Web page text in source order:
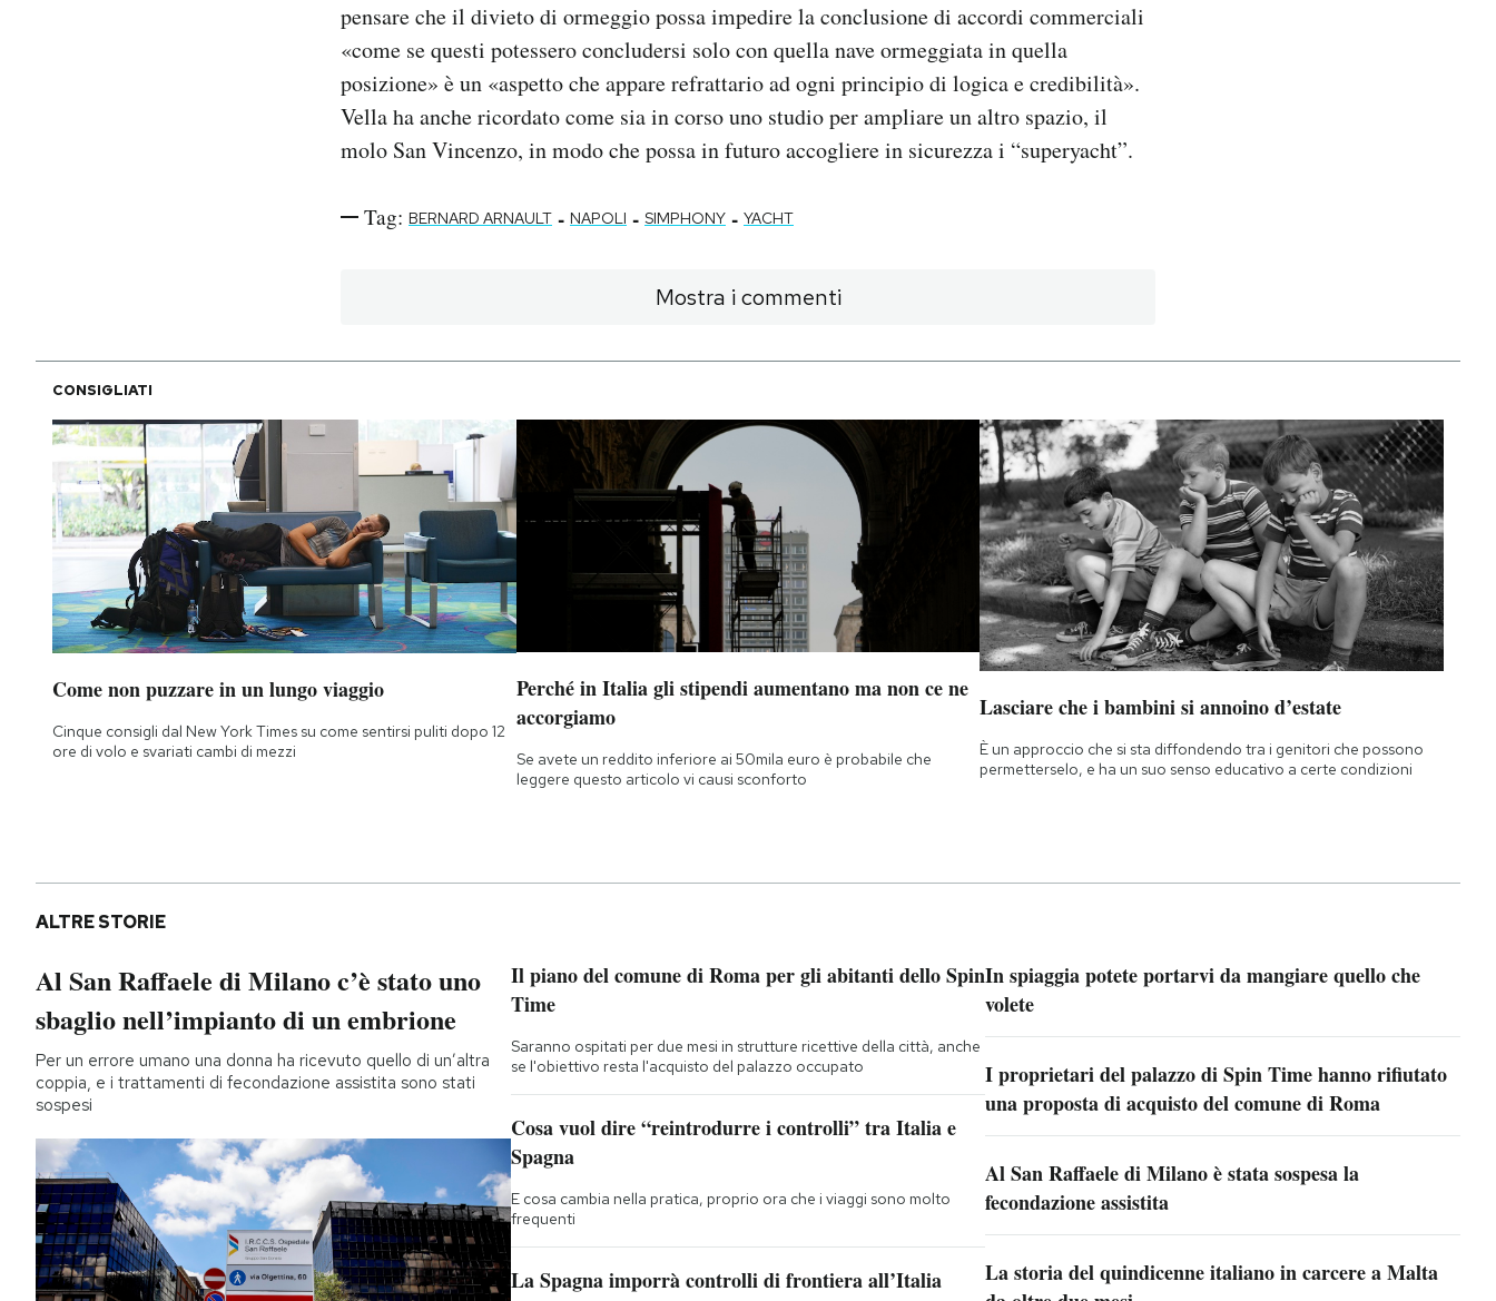
pensare che il divieto di ormeggio possa impedire la conclusione di accordi commerciali
«come se questi potessero concludersi solo con quella nave ormeggiata in quella
posizione» è un «aspetto che appare refrattario ad ogni principio di logica e credibilità».
Vella ha anche ricordato come sia in corso uno studio per ampliare un altro spazio, il
molo San Vincenzo, in modo che possa in futuro accogliere in sicurezza i “superyacht”.
Tag: BERNARD ARNAULT - NAPOLI - SIMPHONY - YACHT
Mostra i commenti
CONSIGLIATI
Come non puzzare in un lungo viaggio
Cinque consigli dal New York Times su come sentirsi puliti dopo 12
ore di volo e svariati cambi di mezzi
Perché in Italia gli stipendi aumentano ma non ce ne
accorgiamo
Se avete un reddito inferiore ai 50mila euro è probabile che
leggere questo articolo vi causi sconforto
Lasciare che i bambini si annoino d’estate
È un approccio che si sta diffondendo tra i genitori che possono
permetterselo, e ha un suo senso educativo a certe condizioni
ALTRE STORIE
Al San Raffaele di Milano c’è stato uno
sbaglio nell’impianto di un embrione
Per un errore umano una donna ha ricevuto quello di un’altra
coppia, e i trattamenti di fecondazione assistita sono stati
sospesi
Il piano del comune di Roma per gli abitanti dello Spin
Time
Saranno ospitati per due mesi in strutture ricettive della città, anche
se l'obiettivo resta l'acquisto del palazzo occupato
Cosa vuol dire “reintrodurre i controlli” tra Italia e
Spagna
E cosa cambia nella pratica, proprio ora che i viaggi sono molto
frequenti
La Spagna imporrà controlli di frontiera all’Italia
In spiaggia potete portarvi da mangiare quello che
volete
I proprietari del palazzo di Spin Time hanno rifiutato
una proposta di acquisto del comune di Roma
Al San Raffaele di Milano è stata sospesa la
fecondazione assistita
La storia del quindicenne italiano in carcere a Malta